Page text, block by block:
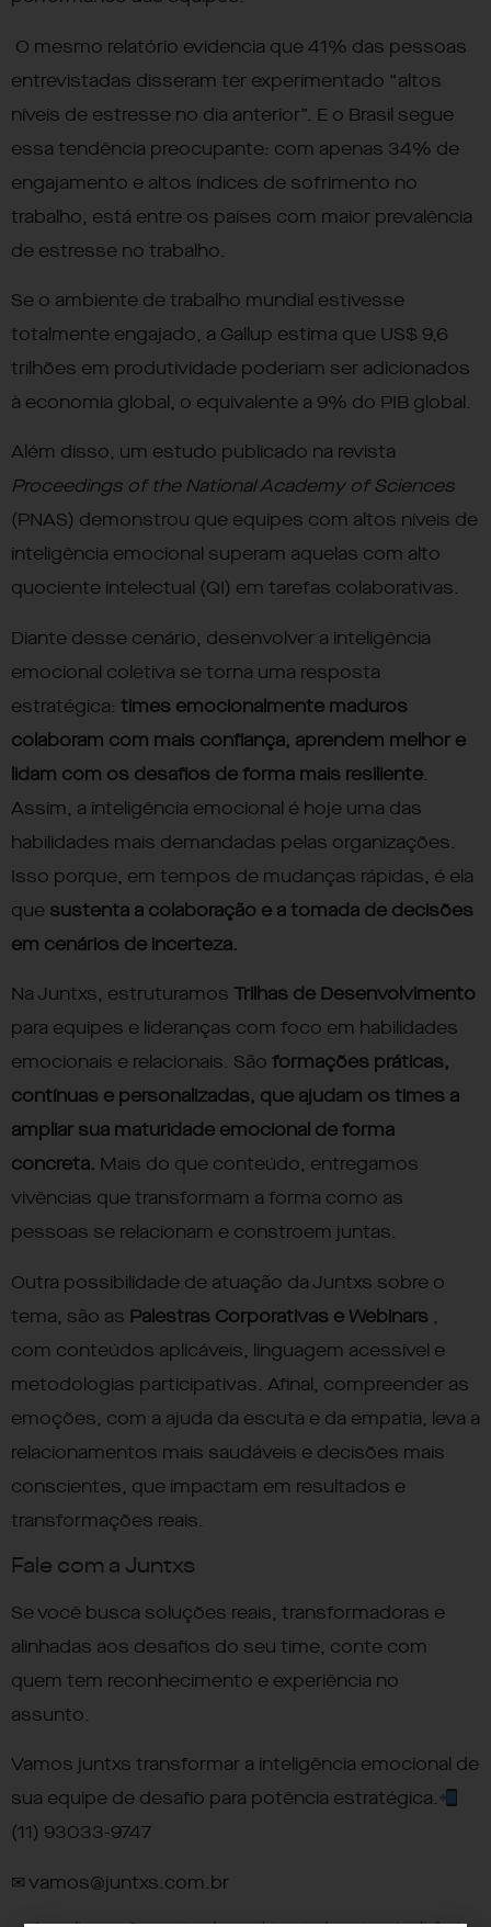
O mesmo relatório evidencia que 41% das pessoas
entrevistadas disseram ter experimentado “altos
níveis de estresse no dia anterior”. E o Brasil segue
essa tendência preocupante: com apenas 34% de
engajamento e altos índices de sofrimento no
trabalho, está entre os países com maior prevalência
de estresse no trabalho.
Se o ambiente de trabalho mundial estivesse
totalmente engajado, a Gallup estima que US$ 9,6
trilhões em produtividade poderiam ser adicionados
à economia global, o equivalente a 9% do PIB global.
Além disso, um estudo publicado na revista
Proceedings of the National Academy of Sciences
(PNAS) demonstrou que equipes com altos níveis de
inteligência emocional superam aquelas com alto
quociente intelectual (QI) em tarefas colaborativas.
Diante desse cenário, desenvolver a inteligência
emocional coletiva se torna uma resposta
estratégica: times emocionalmente maduros
colaboram com mais confiança, aprendem melhor e
lidam com os desafios de forma mais resiliente
Assim, a inteligência emocional é hoje uma das
habilidades mais demandadas pelas organizações.
Isso porque, em tempos de mudanças rápidas, é ela
que sustenta a colaboração e a tomada de decisões
em cenários de incerteza.
Na Juntxs, estruturamos Trilhas de Desenvolvimento
para equipes e lideranças com foco em habilidades
emocionais e relacionais. São formações práticas,
contínuas e personalizadas, que ajudam os times a
ampliar sua maturidade emocional de forma
concreta. Mais do que conteúdo, entregamos
vivências que transformam a forma como as
pessoas se relacionam e constroem juntas.
Outra possibilidade de atuação da Juntxs sobre o
tema, são as Palestras Corporativas e Webinars
com conteúdos aplicáveis, linguagem acessível e
metodologias participativas. Afinal, compreender as
emoções, com a ajuda da escuta e da empatia, leva a
relacionamentos mais saudáveis e decisões mais
conscientes, que impactam em resultados e
transformações reais.
Fale com a Juntxs
Se você busca soluções reais, transformadoras e
alinhadas aos desafios do seu time, conte com
quem tem reconhecimento e experiência no
assunto.
Vamos juntxs transformar a inteligência emocional de
sua equipe de desafio para potência estratégica.
(11) 93033-9747
✉ vamos@juntxs.com.br